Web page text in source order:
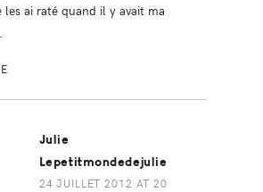
les ai raté quand il y avait ma
Julie
Lepetitmondedejulie
24 JUILLET 2012 AT 20